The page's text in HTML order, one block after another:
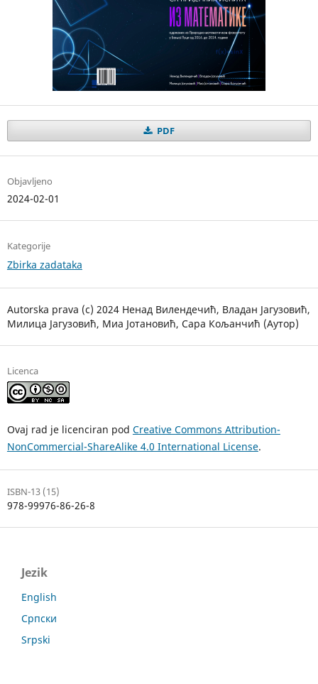
PDF
Objavljeno
2024-02-01
Kategorije
Zbirka zadataka
Autorska prava (c) 2024 Ненад Вилендечић, Владан Јагузовић,
Милица Јагузовић, Миа Јотановић, Сара Кољанчић (Аутор)
Licenca
Ovaj rad je licenciran pod Creative Commons Attribution-
NonCommercial-ShareAlike 4.0 International License.
ISBN-13 (15)
978-99976-86-26-8
Jezik
English
Српски
Srpski